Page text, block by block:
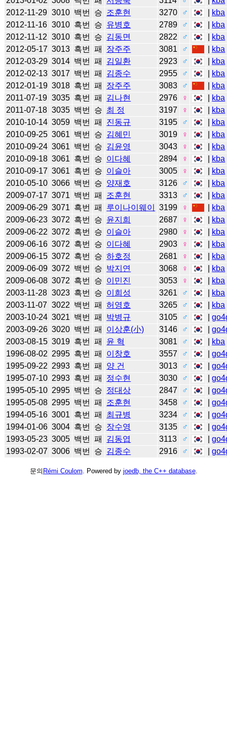
2012-11-29 3010 백번 승 조훈현 3270 ♂ kba
2012-11-16 3010 흑번 승 유병호 2789 ♂ kba
2012-11-12 3010 흑번 승 김동면 2822 ♂ kba
2012-05-17 3013 흑번 패 장주주 3081 ♂ kba
2012-03-29 3014 백번 패 김일환 2923 ♂ kba
2012-02-13 3017 백번 패 김종수 2955 ♂ kba
2012-01-19 3018 흑번 패 장주주 3083 ♂ kba
2011-07-19 3035 흑번 패 김나현 2976 ♀ kba
2011-07-18 3035 백번 승 최 정 3197 ♀ kba
2010-10-14 3059 백번 패 진동규 3195 ♂ kba
2010-09-25 3061 백번 승 김혜민 3019 ♀ kba
2010-09-24 3061 백번 승 김윤영 3043 ♀ kba
2010-09-18 3061 흑번 승 이다혜 2894 ♀ kba
2010-09-17 3061 흑번 승 이슬아 3005 ♀ kba
2010-05-10 3066 백번 승 양재호 3126 ♂ kba
2009-07-17 3071 백번 패 조훈현 3313 ♂ kba
2009-06-29 3071 흑번 패 루이나이웨이 3199 ♀ kba
2009-06-23 3072 흑번 승 윤지희 2687 ♀ kba
2009-06-22 3072 흑번 승 이슬아 2980 ♀ kba
2009-06-16 3072 흑번 승 이다혜 2903 ♀ kba
2009-06-15 3072 흑번 승 하호정 2681 ♀ kba
2009-06-09 3072 백번 승 박지연 3068 ♀ kba
2009-06-08 3072 흑번 승 이민진 3053 ♀ kba
2003-11-28 3023 흑번 승 이희성 3261 ♂ kba
2003-11-07 3022 백번 패 허영호 3265 ♂ kba
2003-10-24 3021 백번 패 박병규 3105 ♂ |
2003-09-26 3020 백번 패 이상훈(小) 3146 ♂ |
2003-08-15 3019 흑번 패 윤 혁 3081 ♂ kba
1996-08-02 2995 흑번 패 이창호 3557 ♂ |
1995-09-22 2993 흑번 패 양 건 3013 ♂ |
1995-07-10 2993 흑번 패 정수현 3030 ♂ |
1995-05-10 2995 백번 승 정대상 2847 ♂ |
1995-05-08 2995 백번 패 조훈현 3458 ♂ |
1994-05-16 3001 흑번 패 최규병 3234 ♂ |
1994-01-06 3004 흑번 승 장수영 3135 ♂ |
1993-05-23 3005 백번 패 김동엽 3113 ♂ |
1993-02-07 3006 백번 승 김종수 2916 ♂ |
문의 Rémi Coulom . Powered by joedb, the C++ database.